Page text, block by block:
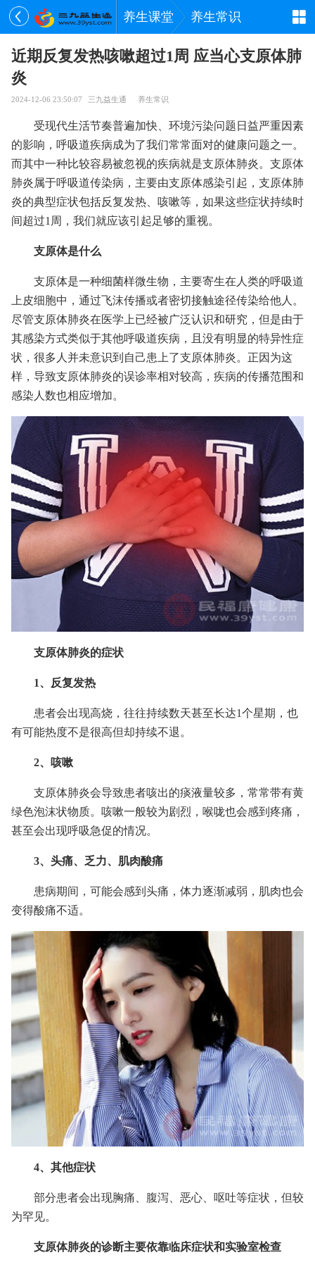
养生课堂 养生常识
近期反复发热咳嗽超过1周 应当心支原体肺
炎
2024-12-06 23:50:07 三九益生通 养生常识
受现代生活节奏普遍加快、环境污染问题日益严重因素
的影响，呼吸道疾病成为了我们常常面对的健康问题之一。
而其中一种比较容易被忽视的疾病就是支原体肺炎。支原体
肺炎属于呼吸道传染病，主要由支原体感染引起，支原体肺
炎的典型症状包括反复发热、咳嗽等，如果这些症状持续时
间超过1周，我们就应该引起足够的重视。
支原体是什么
支原体是一种细菌样微生物，主要寄生在人类的呼吸道
上皮细胞中，通过飞沫传播或者密切接触途径传染给他人。
尽管支原体肺炎在医学上已经被广泛认识和研究，但是由于
其感染方式类似于其他呼吸道疾病，且没有明显的特异性症
状，很多人并未意识到自己患上了支原体肺炎。正因为这
样，导致支原体肺炎的误诊率相对较高，疾病的传播范围和
感染人数也相应增加。
支原体肺炎的症状
1、反复发热
患者会出现高烧，往往持续数天甚至长达1个星期，也
有可能热度不是很高但却持续不退。
2、咳嗽
支原体肺炎会导致患者咳出的痰液量较多，常常带有黄
绿色泡沫状物质。咳嗽一般较为剧烈，喉咙也会感到疼痛，
甚至会出现呼吸急促的情况。
3、头痛、乏力、肌肉酸痛
患病期间，可能会感到头痛，体力逐渐减弱，肌肉也会
变得酸痛不适。
4、其他症状
部分患者会出现胸痛、腹泻、恶心、呕吐等症状，但较
为罕见。
支原体肺炎的诊断主要依靠临床症状和实验室检查